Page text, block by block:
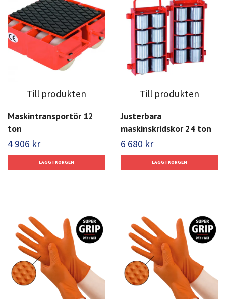
Till produkten
Maskintransportör 12
ton
4 906 kr
Till produkten
Justerbara
maskinskridskor 24 ton
6 680 kr